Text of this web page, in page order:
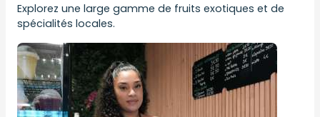
Explorez une large gamme de fruits exotiques et de
spécialités locales.